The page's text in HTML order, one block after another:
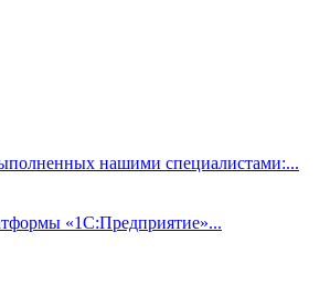
нашими специалистами:...
«1С:Предприятие»...